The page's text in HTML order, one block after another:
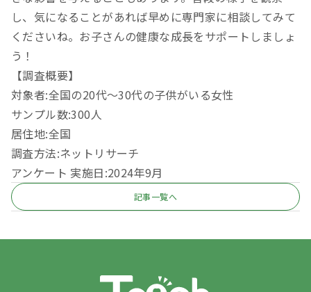
し、気になることがあれば早めに専門家に相談してみて
くださいね。お子さんの健康な成長をサポートしましょ
う！
【調査概要】
対象者:全国の20代〜30代の子供がいる女性
サンプル数:300人
居住地:全国
調査方法:ネットリサーチ
アンケート 実施日:2024年9月
記事一覧へ